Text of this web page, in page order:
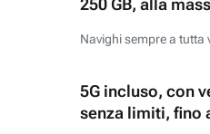
Navighi sempre a tutta
5G incluso, con
senza limiti, fino